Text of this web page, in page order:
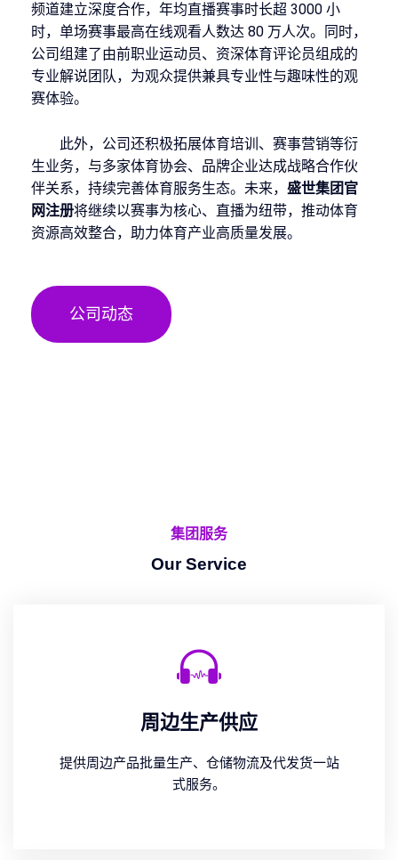
频道建立深度合作，年均直播赛事时长超 3000 小
时，单场赛事最高在线观看人数达 80 万人次。同时，
公司组建了由前职业运动员、资深体育评论员组成的
专业解说团队，为观众提供兼具专业性与趣味性的观
赛体验。
此外，公司还积极拓展体育培训、赛事营销等衍
生业务，与多家体育协会、品牌企业达成战略合作伙
伴关系，持续完善体育服务生态。未来， 盛世集团官
网注册将继续以赛事为核心、直播为纽带，推动体育
资源高效整合，助力体育产业高质量发展。
公司动态
集团服务
Our Service
周边生产供应
提供周边产品批量生产、仓储物流及代发货一站
式服务。